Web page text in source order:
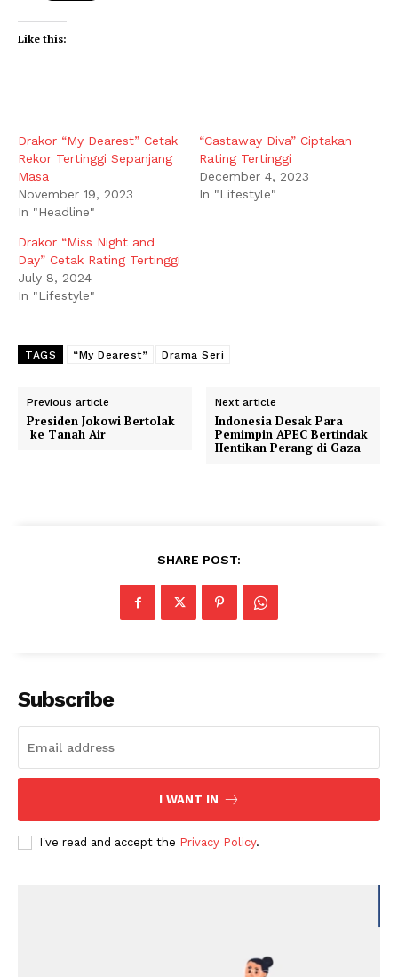
Like this:
Drakor “My Dearest” Cetak
Rekor Tertinggi Sepanjang
Masa
November 19, 2023
In "Headline"
“Castaway Diva” Ciptakan
Rating Tertinggi
December 4, 2023
In "Lifestyle"
Drakor “Miss Night and
Day” Cetak Rating Tertinggi
July 8, 2024
In "Lifestyle"
TAGS “My Dearest” Drama Seri
Previous article
Presiden Jokowi Bertolak
ke Tanah Air
Next article
Indonesia Desak Para
Pemimpin APEC Bertindak
Hentikan Perang di Gaza
SHARE POST:
Subscribe
I WANT IN
I've read and accept the Privacy Policy.